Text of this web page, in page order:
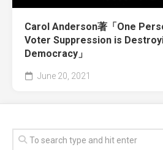
Carol Anderson著「One
Voter Suppression is
Democracy」
June 20, 2021